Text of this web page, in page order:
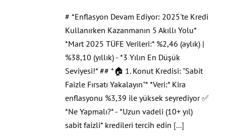
# *Enflasyon Devam Ediyor: 2025'te Kredi
Kullanırken Kazanmanın 5 Akıllı Yolu*
*Mart 2025 TÜFE Verileri:* %2,46 (aylık) |
%38,10 (yıllık) - *3 Yılın En Düşük
Seviyesi!* ## *🏠 1. Konut Kredisi: "Sabit
Faizle Fırsatı Yakalayın"* *Veri:* Kira
enflasyonu %3,39 ile yüksek seyrediyor ✅
*Ne Yapmalı?* - *Uzun vadeli (10+ yıl)
sabit faizli* kredileri tercih edin [...]